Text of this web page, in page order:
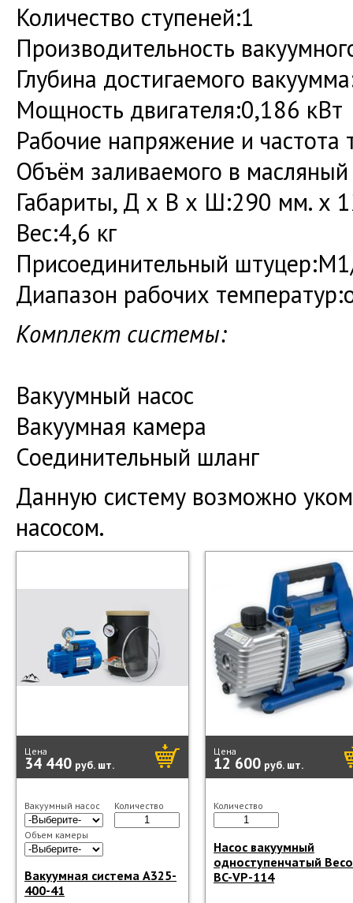
Количество ступеней:1
Производительность
Глубина достигаемого
Мощность двигателя:0,186 кВт
Рабочие напряжение и частота
Объём заливаемого в
Габариты, Д х В х Ш:290 мм. х
Вес:4,6 кг
Присоединительный
Диапазон рабочих
Комплект системы:
Вакуумный насос
Вакуумная камера
Соединительный шланг
Данную систему возможно
насосом.
Цена
34 440 руб. шт.
Вакуумный насос
Объем камеры
Количество
Вакуумная система A325-
400-41
Цена
12 600 руб. шт.
Количество
Насос вакуумный
одноступенчатый
BC-VP-114